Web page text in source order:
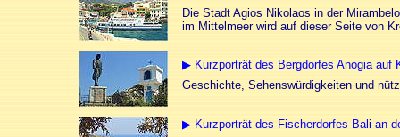
Die Stadt Agios Nikolaos in der
im Mittelmeer wird auf dieser Seite von
▶ Kurzporträt des Bergdorfes Anogia auf
Geschichte, Sehenswürdigkeiten und
▶ Kurzporträt des Fischerdorfes Bali an